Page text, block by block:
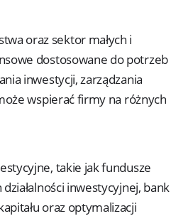
oraz sektor małych i
dostosowane do potrzeb
inwestycji, zarządzania
wspierać firmy na różnych
takie jak fundusze
inwestycyjnej, bank
oraz optymalizacji